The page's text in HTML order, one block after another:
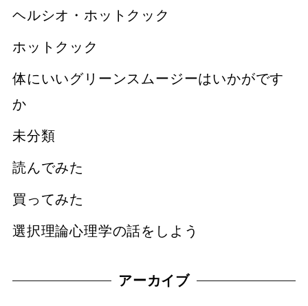
ヘルシオ・ホットクック
ホットクック
体にいいグリーンスムージーはいかがです
か
未分類
読んでみた
買ってみた
選択理論心理学の話をしよう
アーカイブ